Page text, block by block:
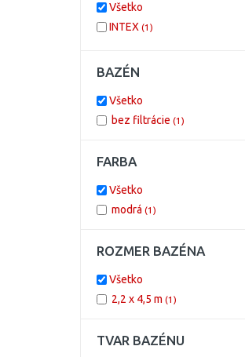
Všetko
INTEX (1)
BAZÉN
Všetko
bez filtrácie (1)
FARBA
Všetko
modrá (1)
ROZMER BAZÉNA
Všetko
2,2 x 4,5 m (1)
TVAR BAZÉNU